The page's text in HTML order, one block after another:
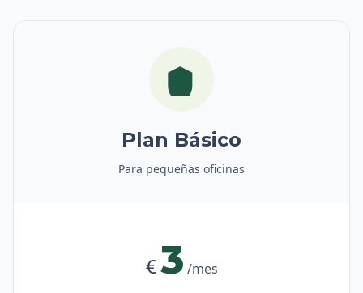
Plan Básico
Para pequeñas oficinas
€3 /mes